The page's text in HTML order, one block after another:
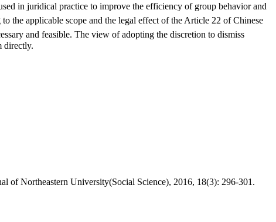
in juridical practice to improve the efficiency of group behavior and
the applicable scope and the legal effect of the Article 22 of Chinese
and feasible. The view of adopting the discretion to dismiss
directly.
of Northeastern University(Social Science), 2016, 18(3): 296-301.